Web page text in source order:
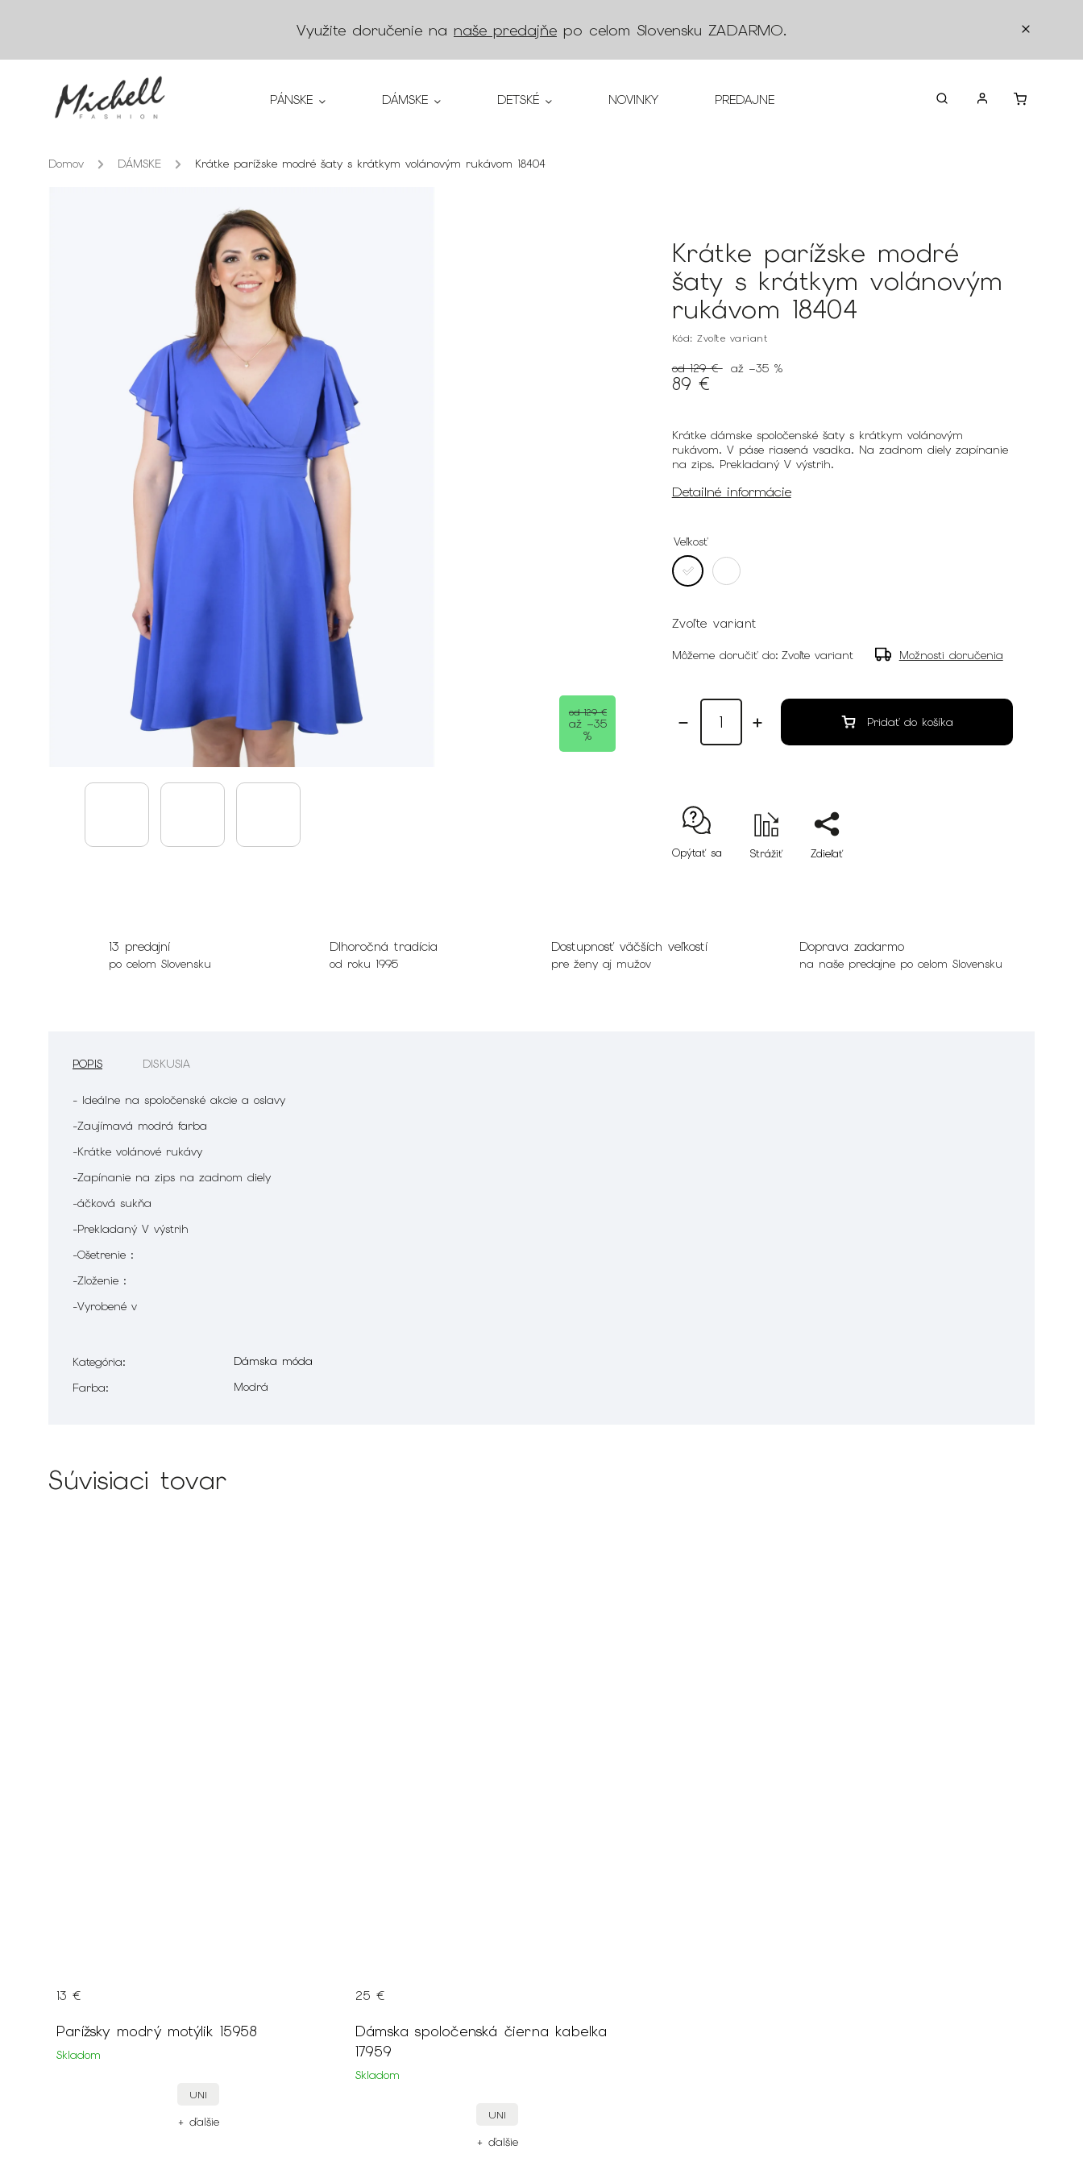
Využite doručenie na naše predajňe po celom Slovensku ZADARMO.
PÁNSKE DÁMSKE DETSKÉ NOVINKY PREDAJNE KONTAKTY
Domov / DÁMSKE / Krátke parížske modré šaty s krátkym volánovým rukávom 18404
od 129 €
až –35
%
Krátke parížske modré
šaty s krátkym volánovým
rukávom 18404
Kód: Zvoľte variant
od 129 € až –35 %
89 €
Krátke dámske spoločenské šaty s krátkym volánovým
rukávom. V páse riasená vsadka. Na zadnom diely zapínanie
na zips. Prekladaný V výstrih.
Detailné informácie
Veľkosť
Zvoľte variant
Môžeme doručiť do: Zvoľte variant Možnosti doručenia
Pridať do košíka
Opýtať sa Strážiť Zdieľať
13 predajní
po celom Slovensku
Dlhoročná tradícia
od roku 1995
Dostupnosť väčších veľkostí
pre ženy aj mužov
Doprava zadarmo
na naše predajne po celom Slovensku
POPIS DISKUSIA
- Ideálne na spoločenské akcie a oslavy
-Zaujímavá modrá farba
-Krátke volánové rukávy
-Zapínanie na zips na zadnom diely
-áčková sukňa
-Prekladaný V výstrih
-Ošetrenie :
-Zloženie :
-Vyrobené v
Kategória:
Dámska móda
Farba: Modrá
Súvisiaci tovar
Parížsky modrý motýlik 15958
Skladom
13 €
UNI
+ ďalšie
Dámska spoločenská čierna kabelka
17959
Skladom
25 €
UNI
+ ďalšie